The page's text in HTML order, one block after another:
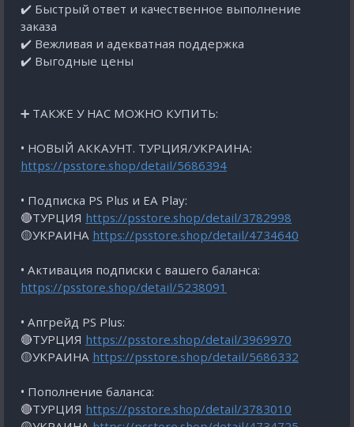
✔️ Быстрый ответ и качественное выполнение
заказа
✔️ Вежливая и адекватная поддержка
✔️ Выгодные цены
➕ ТАКЖЕ У НАС МОЖНО КУПИТЬ:
• НОВЫЙ АККАУНТ. ТУРЦИЯ/УКРАИНА:
https://psstore.shop/detail/5686394
• Подписка PS Plus и EA Play:
🔴ТУРЦИЯ https://psstore.shop/detail/3782998
🟡УКРАИНА https://psstore.shop/detail/4734640
• Активация подписки с вашего баланса:
https://psstore.shop/detail/5238091
• Апгрейд PS Plus:
🔴ТУРЦИЯ https://psstore.shop/detail/3969970
🟡УКРАИНА https://psstore.shop/detail/5686332
• Пополнение баланса:
🔴ТУРЦИЯ https://psstore.shop/detail/3783010